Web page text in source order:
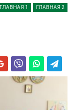
ГЛАВНАЯ 1 ГЛАВНАЯ 2